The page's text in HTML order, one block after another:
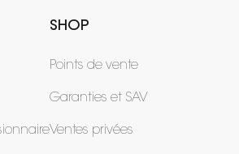
SHOP
Points de vente
Garanties et SAV
Ventes privées